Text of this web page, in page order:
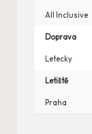
All Inclusive
Doprava
Letecky
Letiště
Praha